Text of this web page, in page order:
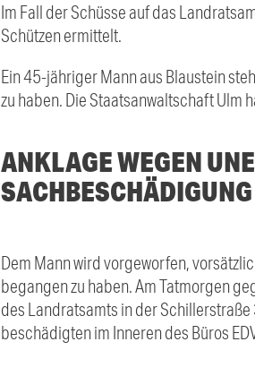
Im Fall der Schüsse auf das
Schützen ermittelt.
Ein 45-jähriger Mann aus Blaustein
zu haben. Die Staatsanwaltschaft Ulm
ANKLAGE WEGEN
SACHBESCHÄDIGUNG
Dem Mann wird vorgeworfen,
begangen zu haben. Am Tatmorgen
des Landratsamts in der
beschädigten im Inneren des Büros